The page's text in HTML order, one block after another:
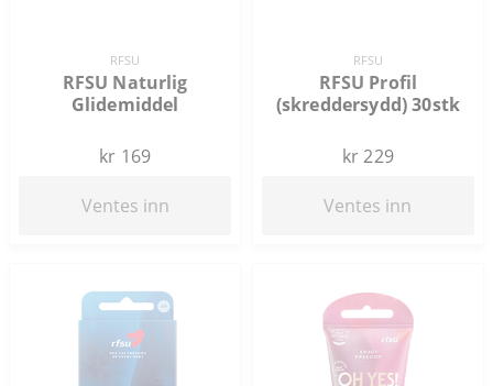
RFSU
RFSU Naturlig
Glidemiddel
kr 169
Ventes inn
RFSU
RFSU Profil
(skreddersydd) 30stk
kr 229
Ventes inn